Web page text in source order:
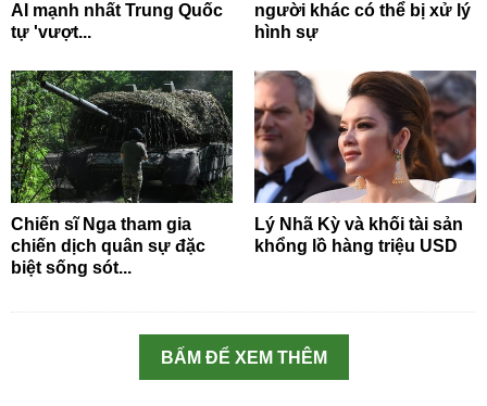
AI mạnh nhất Trung Quốc
tự 'vượt...
người khác có thể bị xử lý
hình sự
Chiến sĩ Nga tham gia
chiến dịch quân sự đặc
biệt sống sót...
Lý Nhã Kỳ và khối tài sản
khổng lồ hàng triệu USD
BẤM ĐỂ XEM THÊM